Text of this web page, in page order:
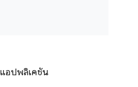
แอปพลิเคชัน